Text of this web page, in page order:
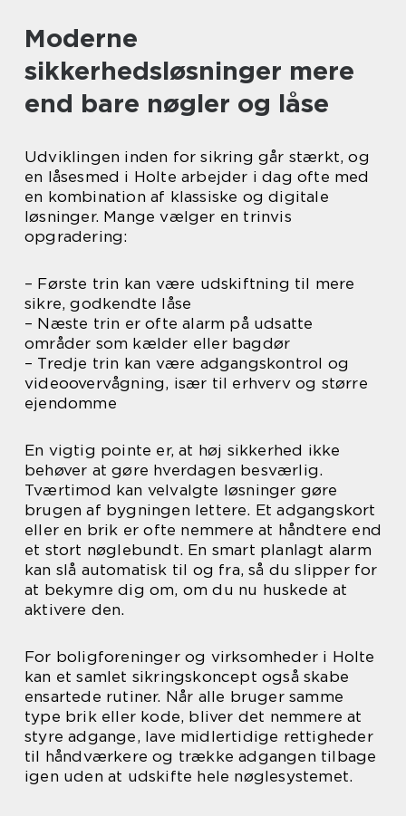
Moderne
sikkerhedsløsninger mere
end bare nøgler og låse
Udviklingen inden for sikring går stærkt, og
en låsesmed i Holte arbejder i dag ofte med
en kombination af klassiske og digitale
løsninger. Mange vælger en trinvis
opgradering:
– Første trin kan være udskiftning til mere
sikre, godkendte låse
– Næste trin er ofte alarm på udsatte
områder som kælder eller bagdør
– Tredje trin kan være adgangskontrol og
videoovervågning, især til erhverv og større
ejendomme
En vigtig pointe er, at høj sikkerhed ikke
behøver at gøre hverdagen besværlig.
Tværtimod kan velvalgte løsninger gøre
brugen af bygningen lettere. Et adgangskort
eller en brik er ofte nemmere at håndtere end
et stort nøglebundt. En smart planlagt alarm
kan slå automatisk til og fra, så du slipper for
at bekymre dig om, om du nu huskede at
aktivere den.
For boligforeninger og virksomheder i Holte
kan et samlet sikringskoncept også skabe
ensartede rutiner. Når alle bruger samme
type brik eller kode, bliver det nemmere at
styre adgange, lave midlertidige rettigheder
til håndværkere og trække adgangen tilbage
igen uden at udskifte hele nøglesystemet.